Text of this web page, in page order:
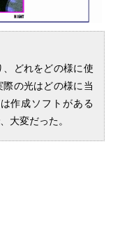
どれをどの様に使
の光はどの様に当
作成ソフトがある
大変だった。